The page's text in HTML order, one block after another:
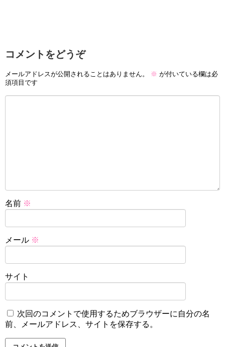
コメントをどうぞ
メールアドレスが公開されることはありません。 ※ が付いている欄は必
須項目です
名前 ※
メール ※
サイト
次回のコメントで使用するためブラウザーに自分の名
前、メールアドレス、サイトを保存する。